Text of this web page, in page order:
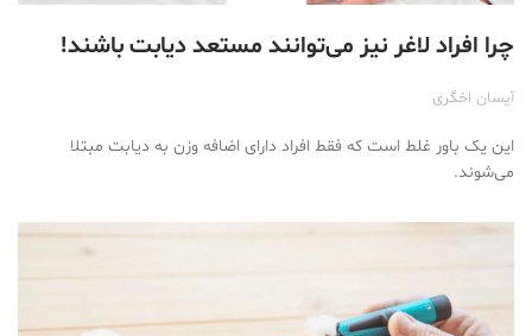
چرا افراد لاغر نیز می‌توانند مستعد دیابت باشند!
آیسان اخگری
این یک باور غلط است که فقط افراد دارای اضافه وزن به دیابت مبتلا
می‌شوند.